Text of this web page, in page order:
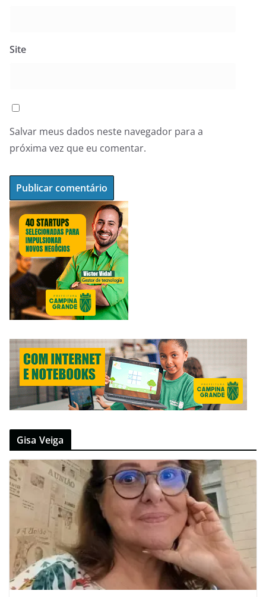
Site
Salvar meus dados neste navegador para a
próxima vez que eu comentar.
Gisa Veiga